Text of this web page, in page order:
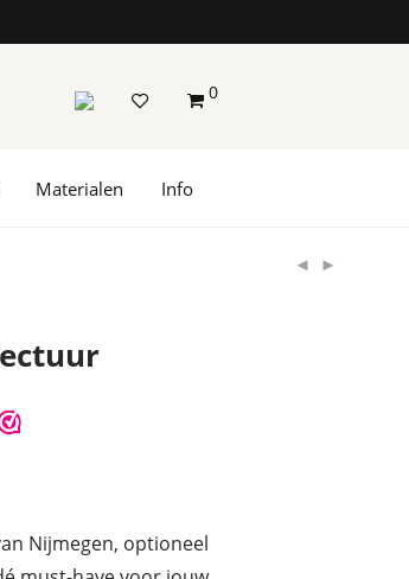
Materialen Info
0
Nijmegen, optioneel